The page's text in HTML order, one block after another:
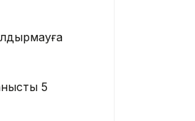
5